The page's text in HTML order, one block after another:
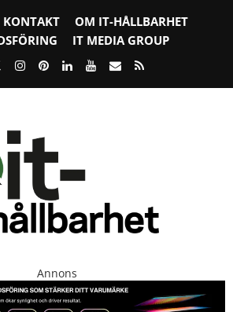
KONTAKT
OM IT-HÅLLBARHET
IT MEDIA GROUP
Annons